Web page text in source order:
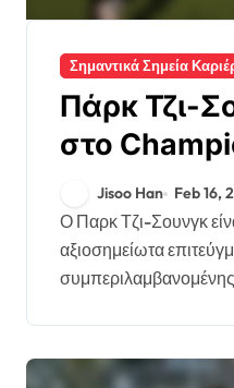
Σημαντικά Σημεία
Πάρκ Τζι-
στο
Εμφανίσεις
Παγκόσμιο
Ορόσημα
Jisoo Han Feb 16,
Ο Παρκ Τζι-Σουνγκ είναι γνωστός για τα
αξιοσημείωτα